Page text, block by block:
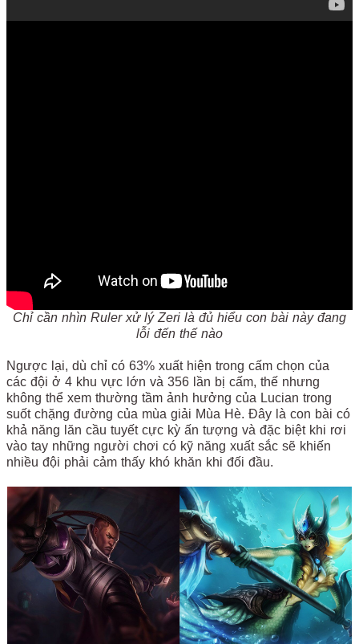
Chỉ cần nhìn Ruler xử lý Zeri là đủ hiểu con bài này đang
lỗi đến thế nào
Ngược lại, dù chỉ có 63% xuất hiện trong cấm chọn của
các đội ở 4 khu vực lớn và 356 lần bị cấm, thế nhưng
không thể xem thường tầm ảnh hưởng của Lucian trong
suốt chặng đường của mùa giải Mùa Hè. Đây là con bài có
khả năng lăn cầu tuyết cực kỳ ấn tượng và đặc biệt khi rơi
vào tay những người chơi có kỹ năng xuất sắc sẽ khiến
nhiều đội phải cảm thấy khó khăn khi đối đầu.